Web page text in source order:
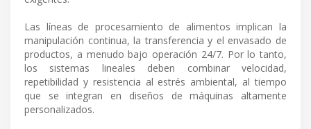
Las líneas de procesamiento de alimentos implican la
manipulación continua, la transferencia y el envasado de
productos, a menudo bajo operación 24/7. Por lo tanto,
los sistemas lineales deben combinar velocidad,
repetibilidad y resistencia al estrés ambiental, al tiempo
que se integran en diseños de máquinas altamente
personalizados.